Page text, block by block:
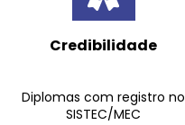
Credibilidade
Diplomas com registro no
SISTEC/MEC